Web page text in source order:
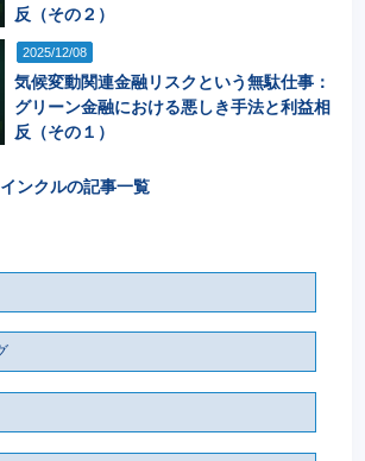
反（その２）
2025/12/08
気候変動関連金融リスクという無駄仕事：
グリーン金融における悪しき手法と利益相
反（その１）
ンクルの記事一覧